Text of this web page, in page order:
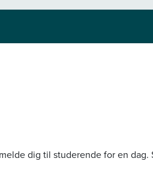
dig til studerende for en dag.